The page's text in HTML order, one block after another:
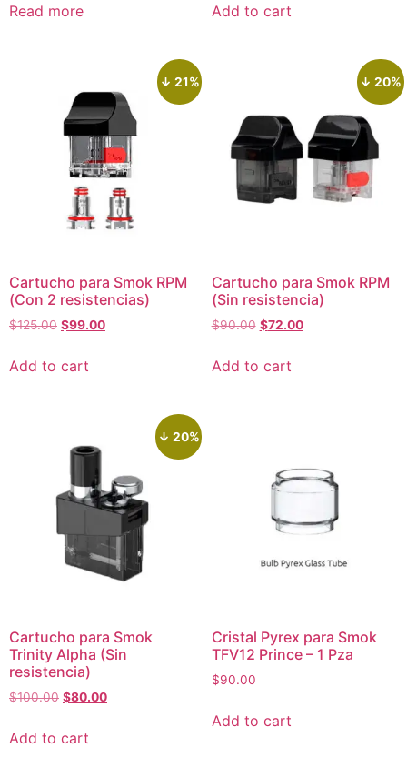
Read more Add to cart
↓ 21%
Cartucho para Smok RPM
(Con 2 resistencias)
$125.00 $99.00
Add to cart
↓ 20%
Cartucho para Smok RPM
(Sin resistencia)
$90.00 $72.00
Add to cart
↓ 20%
Cartucho para Smok
Trinity Alpha (Sin
resistencia)
$100.00 $80.00
Add to cart
Cristal Pyrex para Smok
TFV12 Prince – 1 Pza
$90.00
Add to cart